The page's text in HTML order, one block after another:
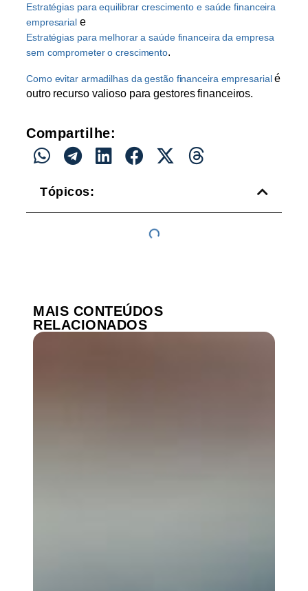
Estratégias para equilibrar crescimento e saúde financeira
empresariale
Estratégias para melhorar a saúde financeira da empresa
sem comprometer o crescimento.
Como evitar armadilhas da gestão financeira empresarialé
outro recurso valioso para gestores financeiros.
Compartilhe:
Tópicos:
MAIS CONTEÚDOS
RELACIONADOS